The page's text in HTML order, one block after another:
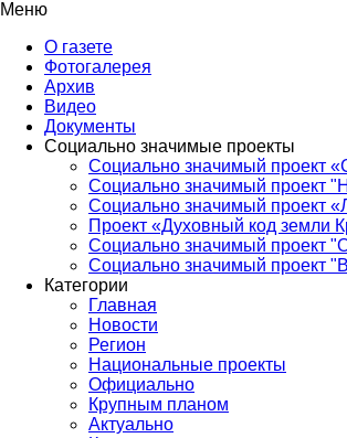
Меню
О газете
Фотогалерея
Архив
Видео
Документы
Социально значимые проекты
Социально значимый проект
Социально значимый проект
Социально значимый проект
Проект «Духовный код земли
Социально значимый проект
Социально значимый проект
Категории
Главная
Новости
Регион
Национальные проекты
Официально
Крупным планом
Актуально